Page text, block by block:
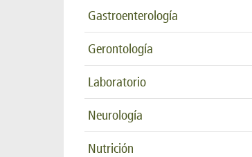
Gastroenterología
Gerontología
Laboratorio
Neurología
Nutrición